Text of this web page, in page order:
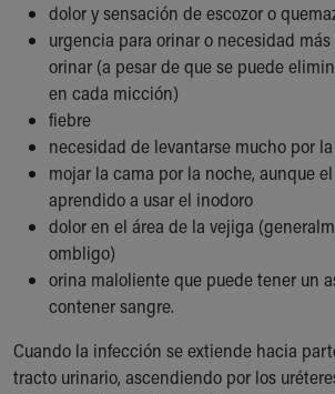
Newsroom
Our Leadership
Quality and Patient Safety
Unity and Engagement
Women's Board
Our History
More childhood, please.™
Cincinnati Children's
Your Visit
MyChart Telehealth Visits
Directions
Doggie Brigade
Financial Services
Rest Accommodations
dolor y sensación de escozor o
urgencia para orinar o necesidad
orinar (a pesar de que se puede
en cada micción)
fiebre
necesidad de levantarse mucho por
mojar la cama por la noche, aunque
aprendido a usar el inodoro
dolor en el área de la vejiga
ombligo)
orina maloliente que puede tener un
contener sangre.
Cuando la infección se extiende hacia
tracto urinario, ascendiendo por los